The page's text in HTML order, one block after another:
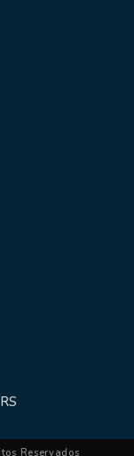
Reservados